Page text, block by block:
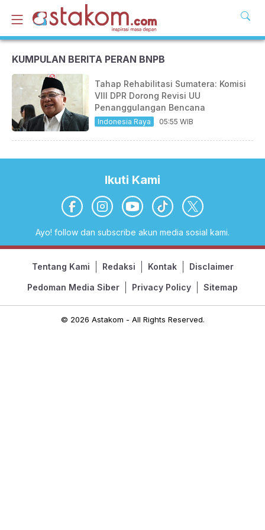
KUMPULAN BERITA PERAN BNPB
Tahap Rehabilitasi Sumatera: Komisi
VIII DPR Dorong Revisi UU
Penanggulangan Bencana
Indonesia Raya 05:55 WIB
Ikuti Kami
Ayo! follow dan subscribe akun media sosial kami.
Tentang Kami Redaksi Kontak Disclaimer
Pedoman Media Siber Privacy Policy Sitemap
© 2026 Astakom - All Rights Reserved.